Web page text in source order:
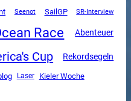
Seenot SailGP SR-Interview
Race Abenteuer
Cup Rekordsegeln
Laser Kieler Woche